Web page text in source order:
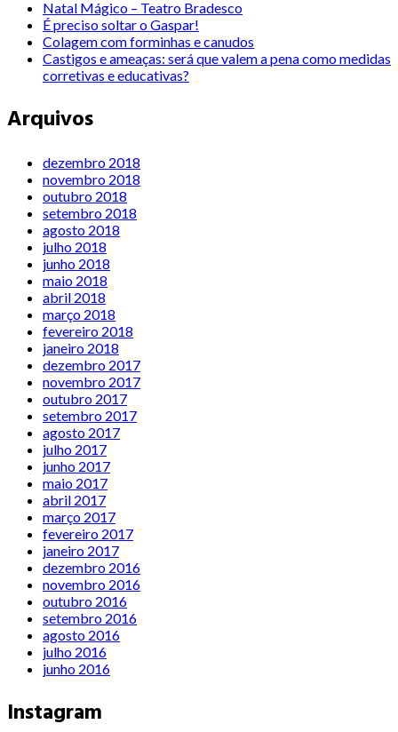
Natal Mágico – Teatro Bradesco
É preciso soltar o Gaspar!
Colagem com forminhas e canudos
Castigos e ameaças: será que valem a pena como medidas
corretivas e educativas?
Arquivos
dezembro 2018
novembro 2018
outubro 2018
setembro 2018
agosto 2018
julho 2018
junho 2018
maio 2018
abril 2018
março 2018
fevereiro 2018
janeiro 2018
dezembro 2017
novembro 2017
outubro 2017
setembro 2017
agosto 2017
julho 2017
junho 2017
maio 2017
abril 2017
março 2017
fevereiro 2017
janeiro 2017
dezembro 2016
novembro 2016
outubro 2016
setembro 2016
agosto 2016
julho 2016
junho 2016
Instagram